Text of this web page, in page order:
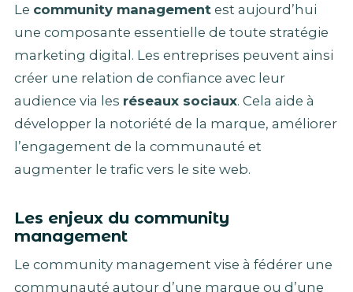
Le community management est aujourd’hui
une composante essentielle de toute stratégie
marketing digital. Les entreprises peuvent ainsi
créer une relation de confiance avec leur
audience via les réseaux sociaux. Cela aide à
développer la notoriété de la marque, améliorer
l’engagement de la communauté et
augmenter le trafic vers le site web.
Les enjeux du community
management
Le community management vise à fédérer une
communauté autour d’une marque ou d’une